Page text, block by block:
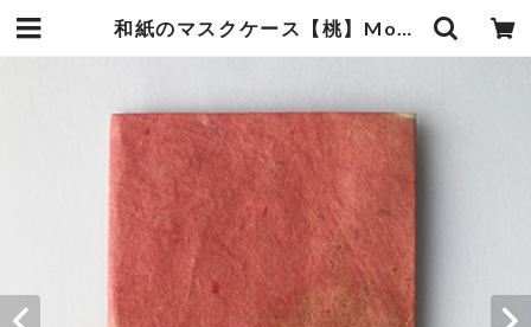
和紙のマスクケース【桃】Momo | 暮らしの中の和紙のかたち